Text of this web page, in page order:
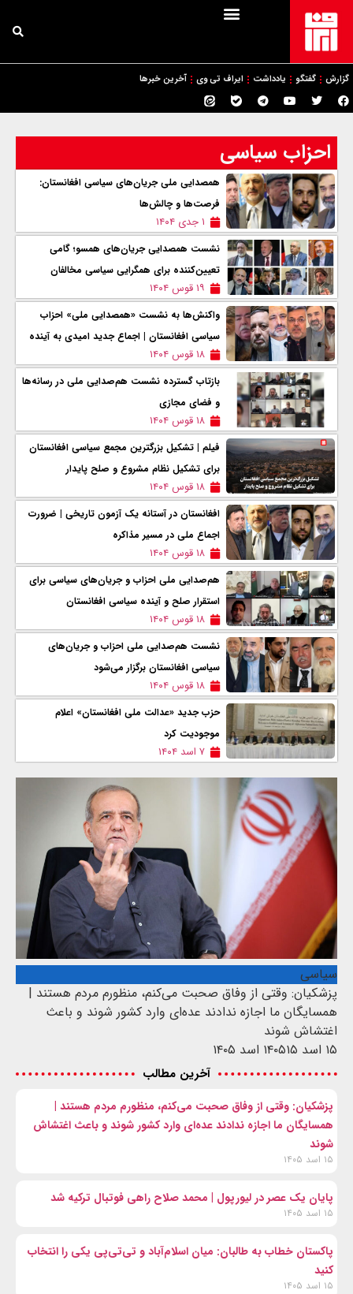
گزارش گفتگو یادداشت ایراف تی وی آخرین خبرها
احزاب سیاسی
همصدایی ملی جریان‌های سیاسی افغانستان:
فرصت‌ها و چالش‌ها
۱ جدی ۱۴۰۴
نشست همصدایی جریان‌های همسو؛ گامی
تعیین‌کننده برای همگرایی سیاسی مخالفان
۱۹ قوس ۱۴۰۴
واکنش‌ها به نشست «همصدایی ملی» احزاب
سیاسی افغانستان | اجماع جدید امیدی به آینده
۱۸ قوس ۱۴۰۴
بازتاب گسترده نشست هم‌صدایی ملی در رسانه‌ها
و فضای مجازی
۱۸ قوس ۱۴۰۴
فیلم | تشکیل بزرگترین مجمع سیاسی افغانستان
برای تشکیل نظام مشروع و صلح پایدار
۱۸ قوس ۱۴۰۴
افغانستان در آستانه یک آزمون تاریخی | ضرورت
اجماع ملی در مسیر مذاکره
۱۸ قوس ۱۴۰۴
هم‌صدایی ملی احزاب و جریان‌های سیاسی برای
استقرار صلح و آینده سیاسی افغانستان
۱۸ قوس ۱۴۰۴
نشست هم‌صدایی ملی احزاب و جریان‌های
سیاسی افغانستان برگزار می‌شود
۱۸ قوس ۱۴۰۴
حزب جدید «عدالت ملی افغانستان» اعلام
موجودیت کرد
۷ اسد ۱۴۰۴
سیاسی
پزشکیان: وقتی از وفاق صحبت می‌کنم، منظورم مردم هستند |
همسایگان ما اجازه ندادند عده‌ای وارد کشور شوند و باعث
اغتشاش شوند
۱۵ اسد ۱۴۰۵
۱۵ اسد ۱۴۰۵
آخرین مطالب
پزشکیان: وقتی از وفاق صحبت می‌کنم، منظورم مردم هستند |
همسایگان ما اجازه ندادند عده‌ای وارد کشور شوند و باعث اغتشاش
شوند
۱۵ اسد ۱۴۰۵
پایان یک عصر در لیورپول | محمد صلاح راهی فوتبال ترکیه شد
۱۵ اسد ۱۴۰۵
پاکستان خطاب به طالبان: میان اسلام‌آباد و تی‌تی‌پی یکی را انتخاب
کنید
۱۵ اسد ۱۴۰۵